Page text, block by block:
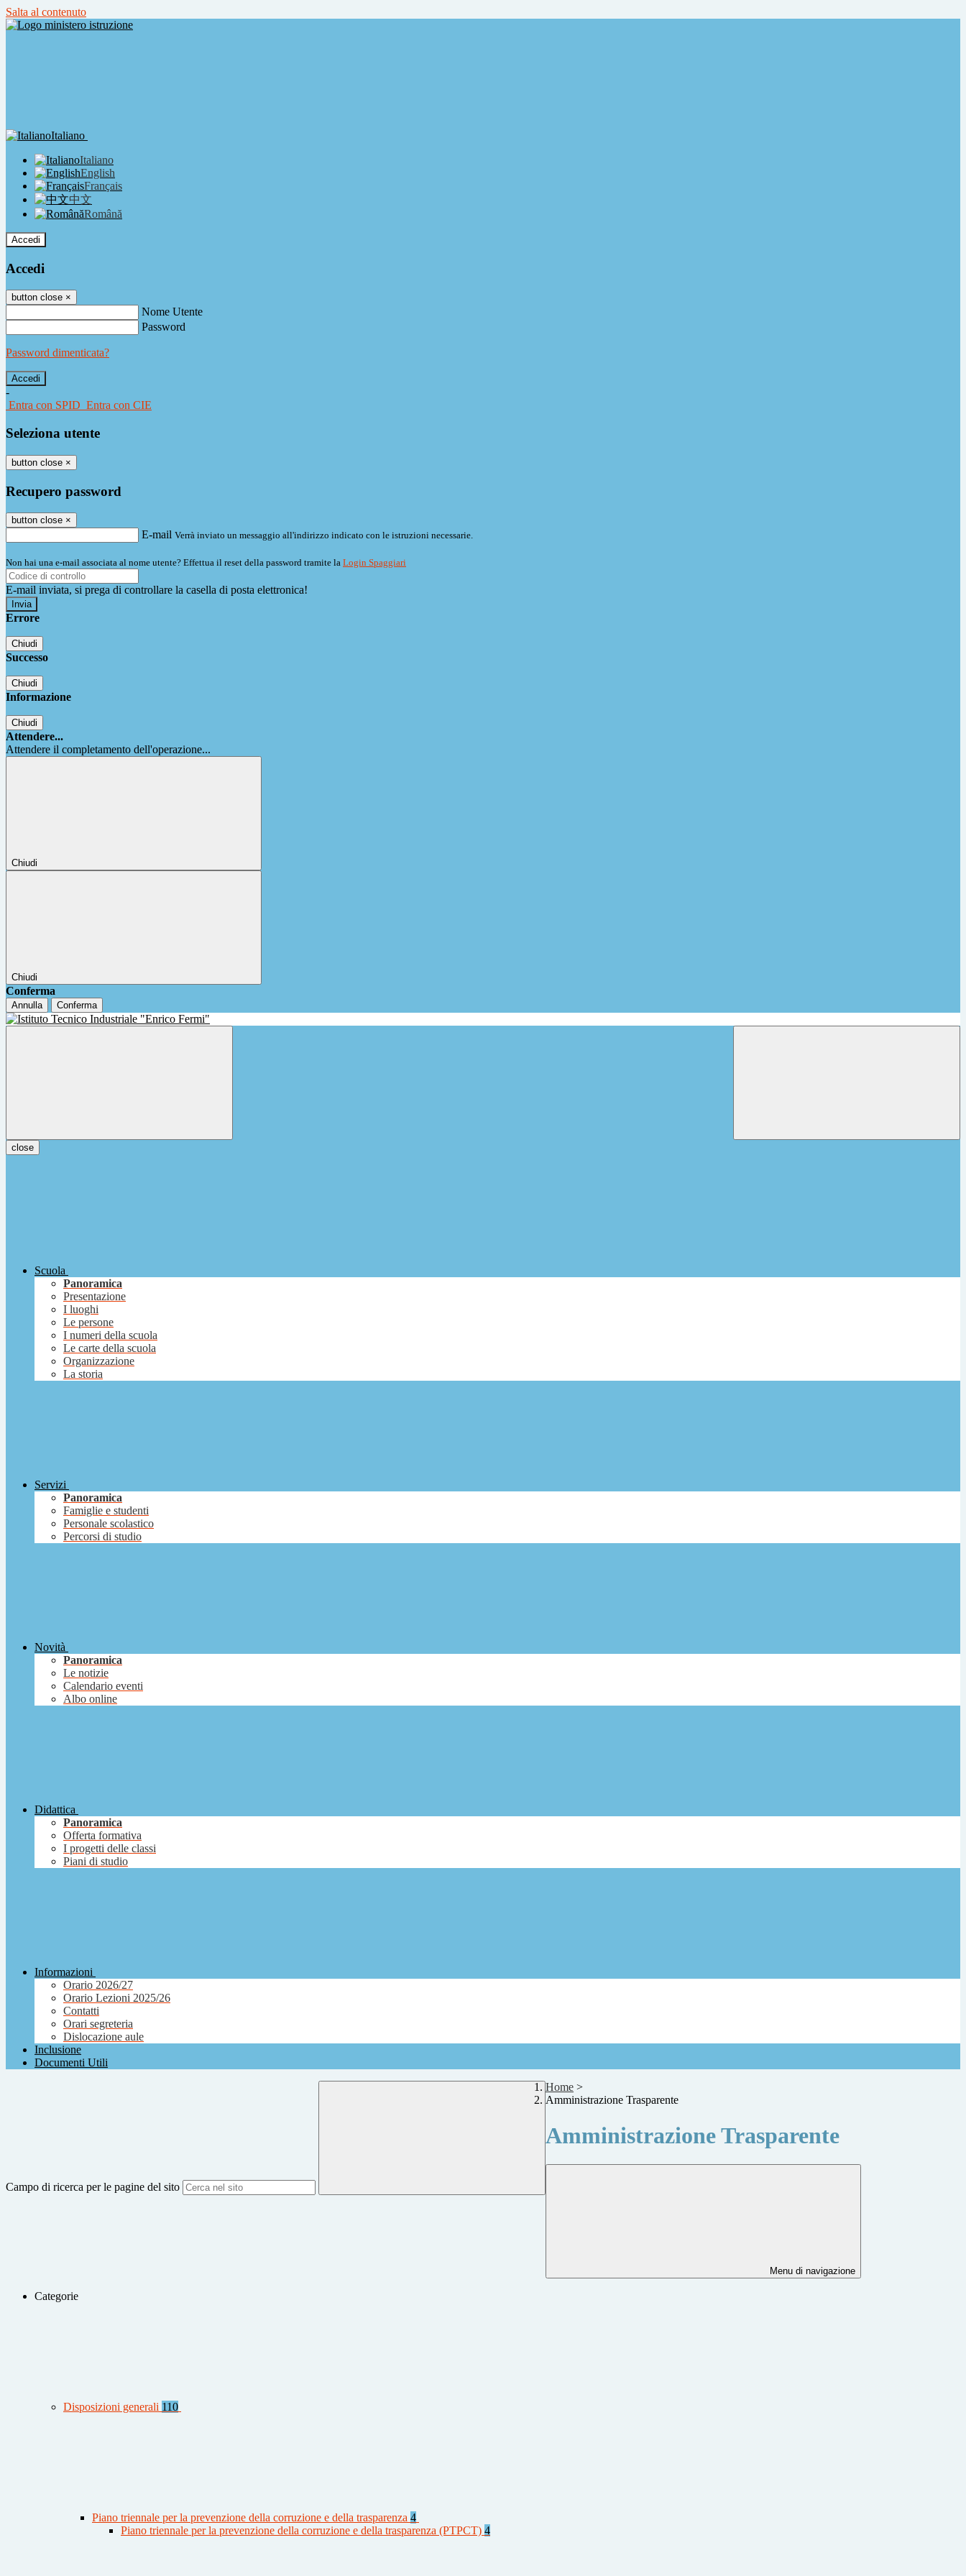
Salta al contenuto
Italiano
Italiano
English
Français
中文
Română
Accedi
Accedi
button close ×
Nome Utente
Password
Password dimenticata?
-
Entra con SPID Entra con CIE
Seleziona utente
button close ×
Recupero password
button close ×
E-mail Verrà inviato un messaggio all'indirizzo indicato con le istruzioni necessarie.
Non hai una e-mail associata al nome utente? Effettua il reset della password tramite la Login Spaggiari
E-mail inviata, si prega di controllare la casella di posta elettronica!
Errore
Chiudi
Successo
Chiudi
Informazione
Chiudi
Attendere...
Attendere il completamento dell'operazione...
Chiudi
Chiudi
Conferma
Annulla Conferma
close
Scuola
Panoramica
Presentazione
I luoghi
Le persone
I numeri della scuola
Le carte della scuola
Organizzazione
La storia
Servizi
Panoramica
Famiglie e studenti
Personale scolastico
Percorsi di studio
Novità
Panoramica
Le notizie
Calendario eventi
Albo online
Didattica
Panoramica
Offerta formativa
I progetti delle classi
Piani di studio
Informazioni
Orario 2026/27
Orario Lezioni 2025/26
Contatti
Orari segreteria
Dislocazione aule
Inclusione
Documenti Utili
Campo di ricerca per le pagine del sito
Home >
Amministrazione Trasparente
Amministrazione Trasparente
Menu di navigazione
Categorie
Disposizioni generali 110
Piano triennale per la prevenzione della corruzione e della trasparenza 4
Piano triennale per la prevenzione della corruzione e della trasparenza (PTPCT) 4